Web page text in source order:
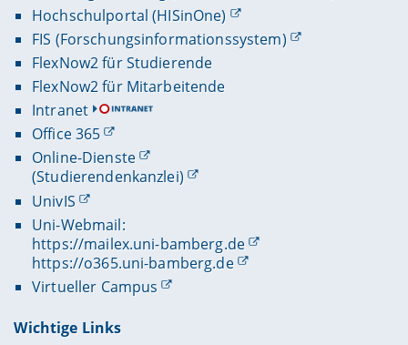
Hochschulportal (HISinOne)
FIS (Forschungsinformationssystem)
FlexNow2 für Studierende
FlexNow2 für Mitarbeitende
Intranet
Office 365
Online-Dienste
(Studierendenkanzlei)
UnivIS
Uni-Webmail:
https://mailex.uni-bamberg.de
https://o365.uni-bamberg.de
Virtueller Campus
Wichtige Links